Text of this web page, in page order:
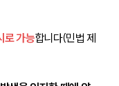
로 가능합니다(민법 제